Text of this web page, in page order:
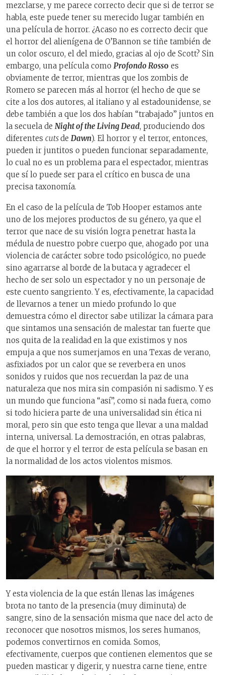
mezclarse, y me parece correcto decir que si de terror se
habla, este puede tener su merecido lugar también en
una película de horror. ¿Acaso no es correcto decir que
el horror del alienígena de O’Bannon se tiñe también de
un color oscuro, el del miedo, gracias al ojo de Scott? Sin
embargo, una película como Profondo Rosso es
obviamente de terror, mientras que los zombis de
Romero se parecen más al horror (el hecho de que se
cite a los dos autores, al italiano y al estadounidense, se
debe también a que los dos habían “trabajado” juntos en
la secuela de Night of the Living Dead, produciendo dos
diferentes cutsde Dawn). El horror y el terror, entonces,
pueden ir juntitos o pueden funcionar separadamente,
lo cual no es un problema para el espectador, mientras
que sí lo puede ser para el crítico en busca de una
precisa taxonomía.
En el caso de la película de Tob Hooper estamos ante
uno de los mejores productos de su género, ya que el
terror que nace de su visión logra penetrar hasta la
médula de nuestro pobre cuerpo que, ahogado por una
violencia de carácter sobre todo psicológico, no puede
sino agarrarse al borde de la butaca y agradecer el
hecho de ser solo un espectador y no un personaje de
este cuento sangriento. Y es, efectivamente, la capacidad
de llevarnos a tener un miedo profundo lo que
demuestra cómo el director sabe utilizar la cámara para
que sintamos una sensación de malestar tan fuerte que
nos quita de la realidad en la que existimos y nos
empuja a que nos sumerjamos en una Texas de verano,
asfixiados por un calor que se reverbera en unos
sonidos y ruidos que nos recuerdan la paz de una
naturaleza que nos mira sin compasión ni sadismo. Y es
un mundo que funciona “así”, como si nada fuera, como
si todo hiciera parte de una universalidad sin ética ni
moral, pero sin que esto tenga que llevar a una maldad
interna, universal. La demostración, en otras palabras,
de que el horror y el terror de esta película se basan en
la normalidad de los actos violentos mismos.
Y esta violencia de la que están llenas las imágenes
brota no tanto de la presencia (muy diminuta) de
sangre, sino de la sensación misma que nace del acto de
reconocer que nosotros mismos, los seres humanos,
podemos convertirnos en comida. Somos,
efectivamente, cuerpos que contienen elementos que se
pueden masticar y digerir, y nuestra carne tiene, entre